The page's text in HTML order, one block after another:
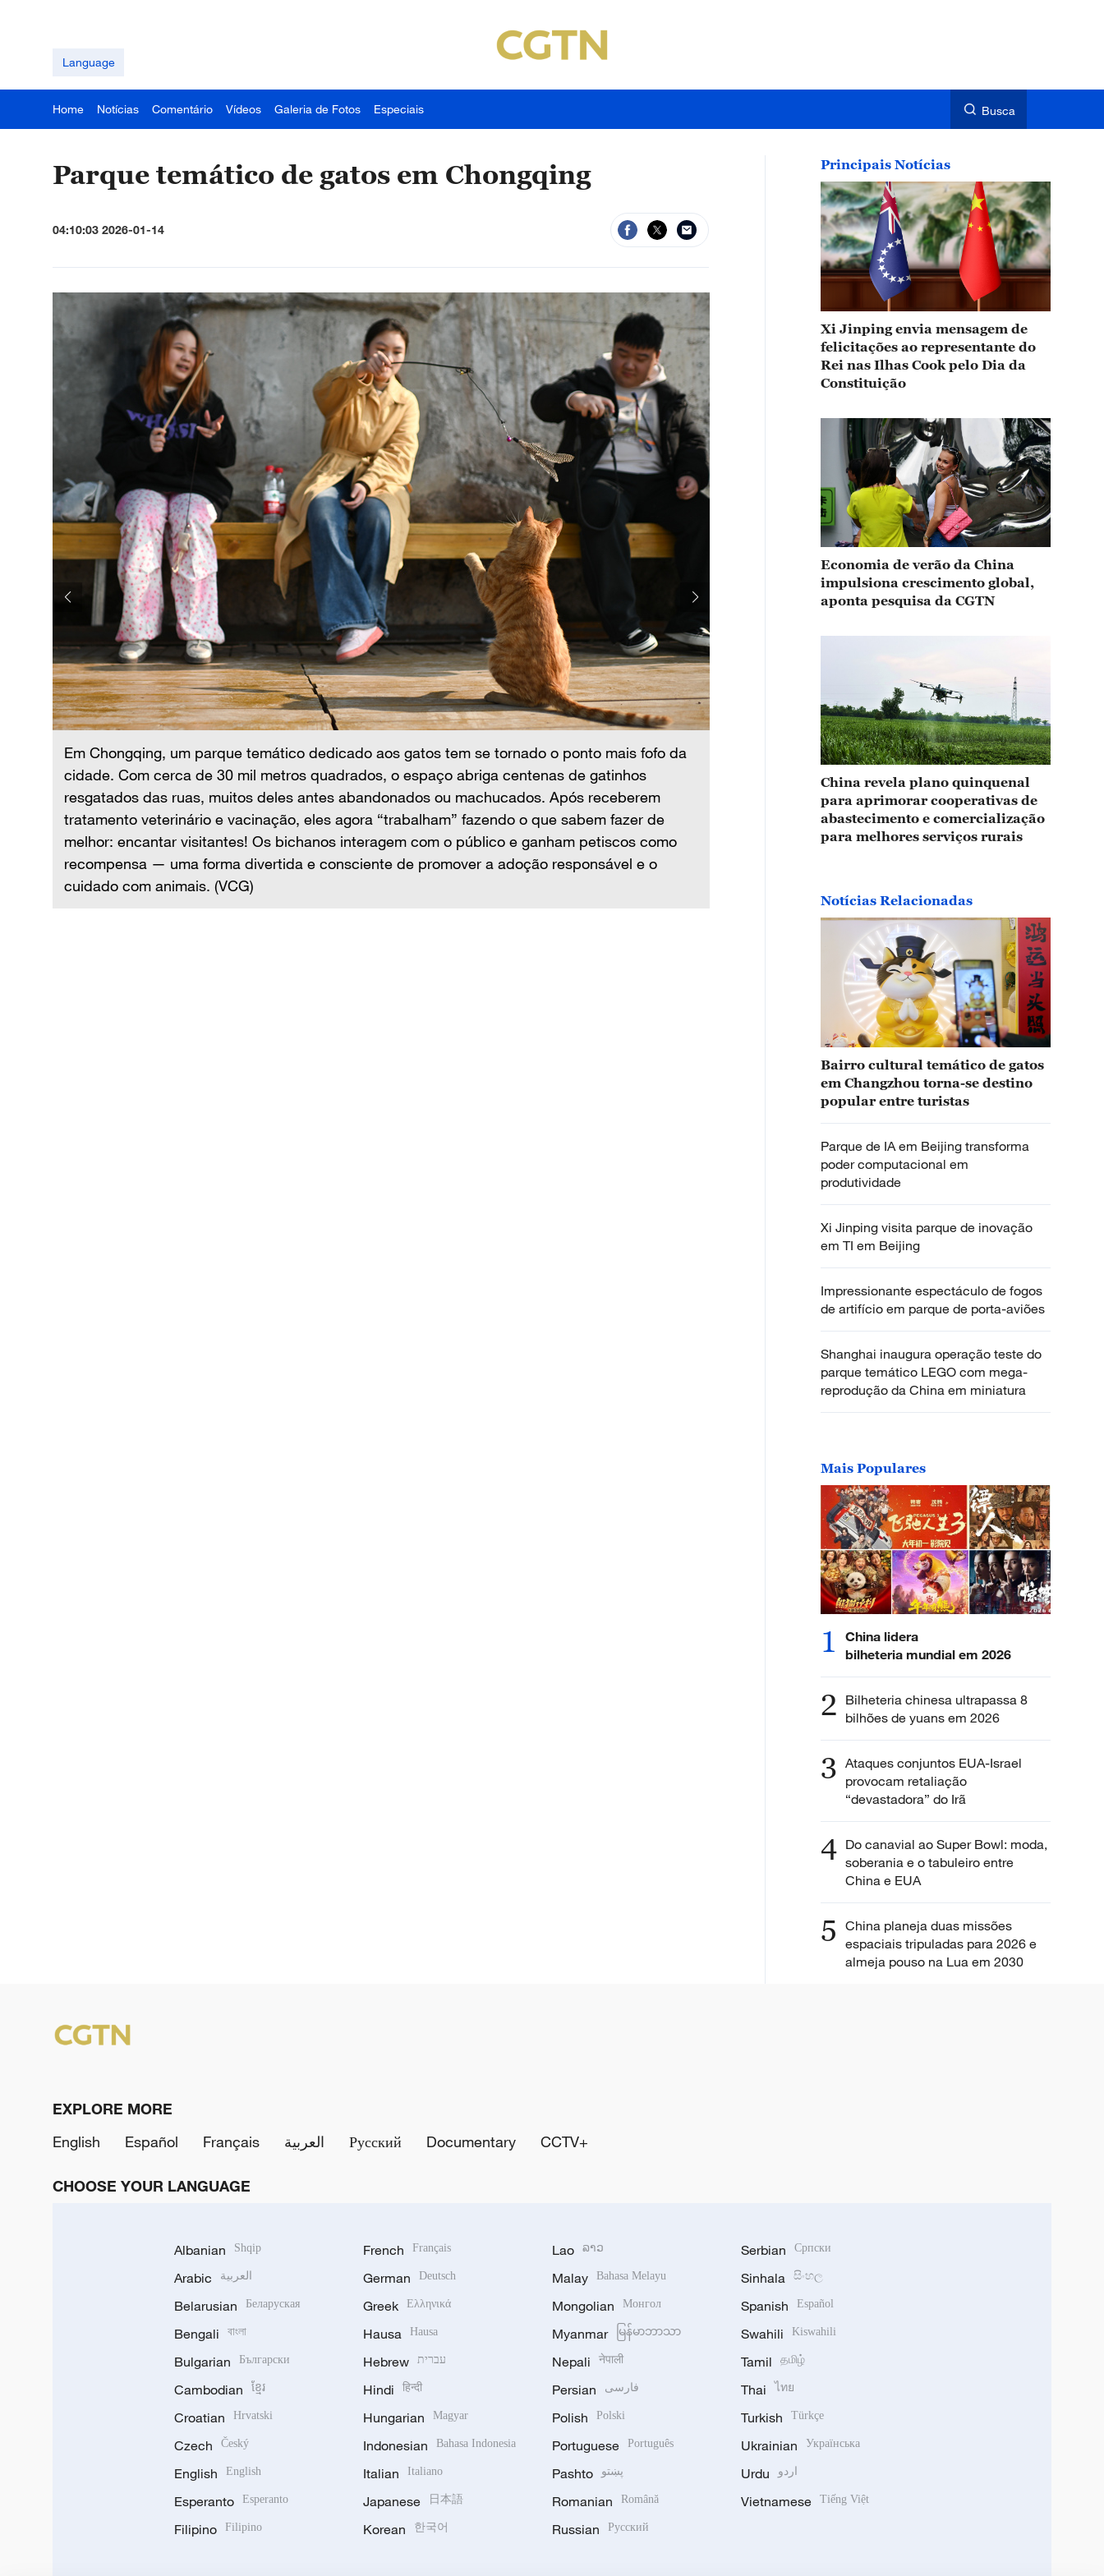
Language
Home Notícias Comentário Vídeos Galeria de Fotos Especiais Busca
Parque temático de gatos em Chongqing
04:10:03 2026-01-14
Em Chongqing, um parque temático dedicado aos gatos tem se tornado o ponto mais fofo da
cidade. Com cerca de 30 mil metros quadrados, o espaço abriga centenas de gatinhos
resgatados das ruas, muitos deles antes abandonados ou machucados. Após receberem
tratamento veterinário e vacinação, eles agora “trabalham” fazendo o que sabem fazer de
melhor: encantar visitantes! Os bichanos interagem com o público e ganham petiscos como
recompensa — uma forma divertida e consciente de promover a adoção responsável e o
cuidado com animais. (VCG)
Em Chongqing, um parque temático dedicado aos
cidade. Com cerca de 30 mil metros quadrados, o
resgatados das ruas, muitos deles antes abandonados
tratamento veterinário e vacinação, eles agora
melhor: encantar visitantes! Os bichanos interagem
Principais Notícias
Xi Jinping envia mensagem de
felicitações ao representante do
Rei nas Ilhas Cook pelo Dia da
Constituição
Economia de verão da China
impulsiona crescimento global,
aponta pesquisa da CGTN
China revela plano quinquenal
para aprimorar cooperativas de
abastecimento e comercialização
para melhores serviços rurais
Notícias Relacionadas
Bairro cultural temático de gatos
em Changzhou torna-se destino
popular entre turistas
Parque de IA em Beijing transforma
poder computacional em
produtividade
Xi Jinping visita parque de inovação
em TI em Beijing
Impressionante espectáculo de fogos
de artifício em parque de porta-aviões
Shanghai inaugura operação teste do
parque temático LEGO com mega-
reprodução da China em miniatura
Mais Populares
1
China lidera
bilheteria mundial em 2026
2 Bilheteria chinesa ultrapassa 8
bilhões de yuans em 2026
3 Ataques conjuntos EUA-Israel
provocam retaliação
“devastadora” do Irã
4 Do canavial ao Super Bowl: moda,
soberania e o tabuleiro entre
China e EUA
5 China planeja duas missões
espaciais tripuladas para 2026 e
almeja pouso na Lua em 2030
EXPLORE MORE
English
Español Français العربية Русский Documentary CCTV+
CHOOSE YOUR LANGUAGE
Albanian Shqip
Arabic العربية
Belarusian Беларуская
Bengali বাংলা
Bulgarian Български
Cambodian ខ្មែរ
Croatian Hrvatski
Czech Český
English English
Esperanto Esperanto
Filipino Filipino
French Français
German Deutsch
Greek Ελληνικά
Hausa Hausa
Hebrew עברית
Hindi हिन्दी
Hungarian Magyar
Indonesian Bahasa Indonesia
Italian Italiano
Japanese 日本語
Korean 한국어
Lao ລາວ
Malay Bahasa Melayu
Mongolian Монгол
Myanmar မြန်မာဘာသာ
Nepali नेपाली
Persian فارسی
Polish Polski
Portuguese Português
Pashto پښتو
Romanian Română
Russian Русский
Serbian Српски
Sinhala සිංහල
Spanish Español
Swahili Kiswahili
Tamil தமிழ்
Thai ไทย
Turkish Türkçe
Ukrainian Українська
Urdu اردو
Vietnamese Tiếng Việt